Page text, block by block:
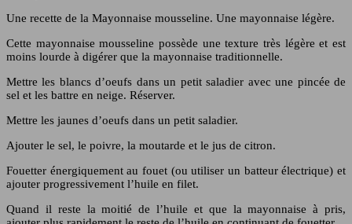
Une recette de la Mayonnaise mousseline. Une mayonnaise légère.
Cette mayonnaise mousseline possède une texture très légère et est
moins lourde à digérer que la mayonnaise traditionnelle.
Mettre les blancs d’oeufs dans un petit saladier avec une pincée de
sel et les battre en neige. Réserver.
Mettre les jaunes d’oeufs dans un petit saladier.
Ajouter le sel, le poivre, la moutarde et le jus de citron.
Fouetter énergiquement au fouet (ou utiliser un batteur électrique) et
ajouter progressivement l’huile en filet.
Quand il reste la moitié de l’huile et que la mayonnaise à pris,